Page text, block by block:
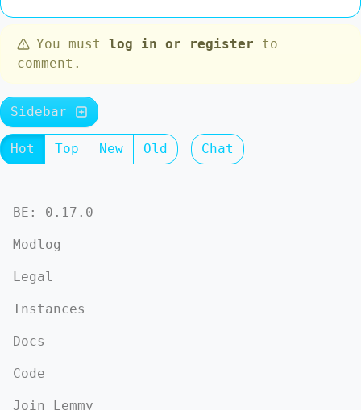
You must log in or register to
comment.
Sidebar
Hot Top New Old Chat
BE: 0.17.0
Modlog
Legal
Instances
Docs
Code
Join Lemmy